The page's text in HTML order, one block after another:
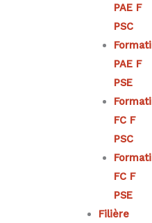
PAE F
PSC
PAE F
PSE
FC F
PSC
FC F
PSE
Filière